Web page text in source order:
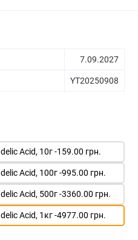
7.09.2027
YT20250908
Acid, 10г -159.00 грн.
Acid, 100г -995.00 грн.
Acid, 500г -3360.00 грн.
Acid, 1кг -4977.00 грн.